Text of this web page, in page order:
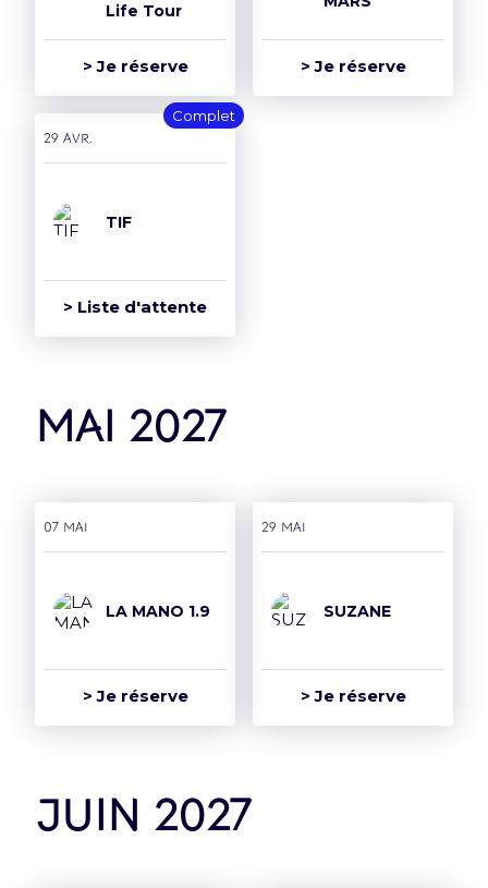
Life Tour
> Je réserve > Je réserve
Complet
29 avr.
TIF
> Liste d'attente
mai 2027
07 mai
LA MANO 1.9
> Je réserve
29 mai
SUZANE
> Je réserve
juin 2027